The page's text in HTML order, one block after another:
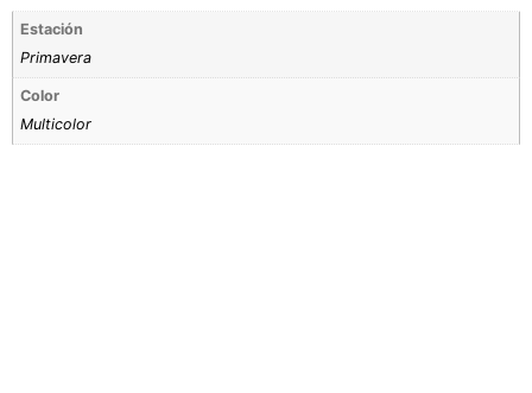
Estación
Primavera
Color
Multicolor